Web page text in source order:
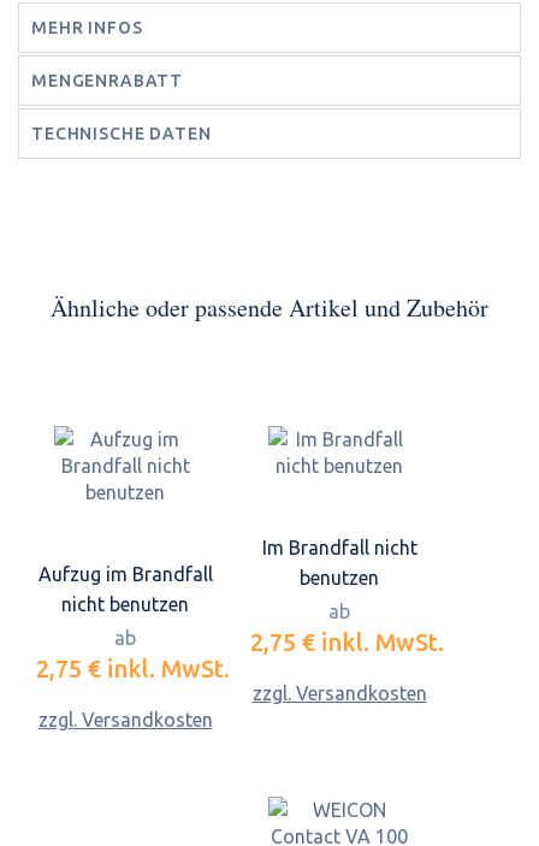
MEHR INFOS
MENGENRABATT
TECHNISCHE DATEN
Ähnliche oder passende Artikel und Zubehör
Aufzug im Brandfall
nicht benutzen
ab
2,75 € inkl. MwSt.
zzgl. Versandkosten
Im Brandfall nicht
benutzen
ab
2,75 € inkl. MwSt.
zzgl. Versandkosten